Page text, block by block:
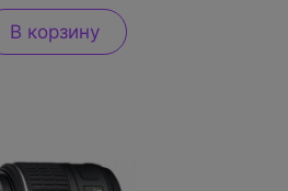
В корзину